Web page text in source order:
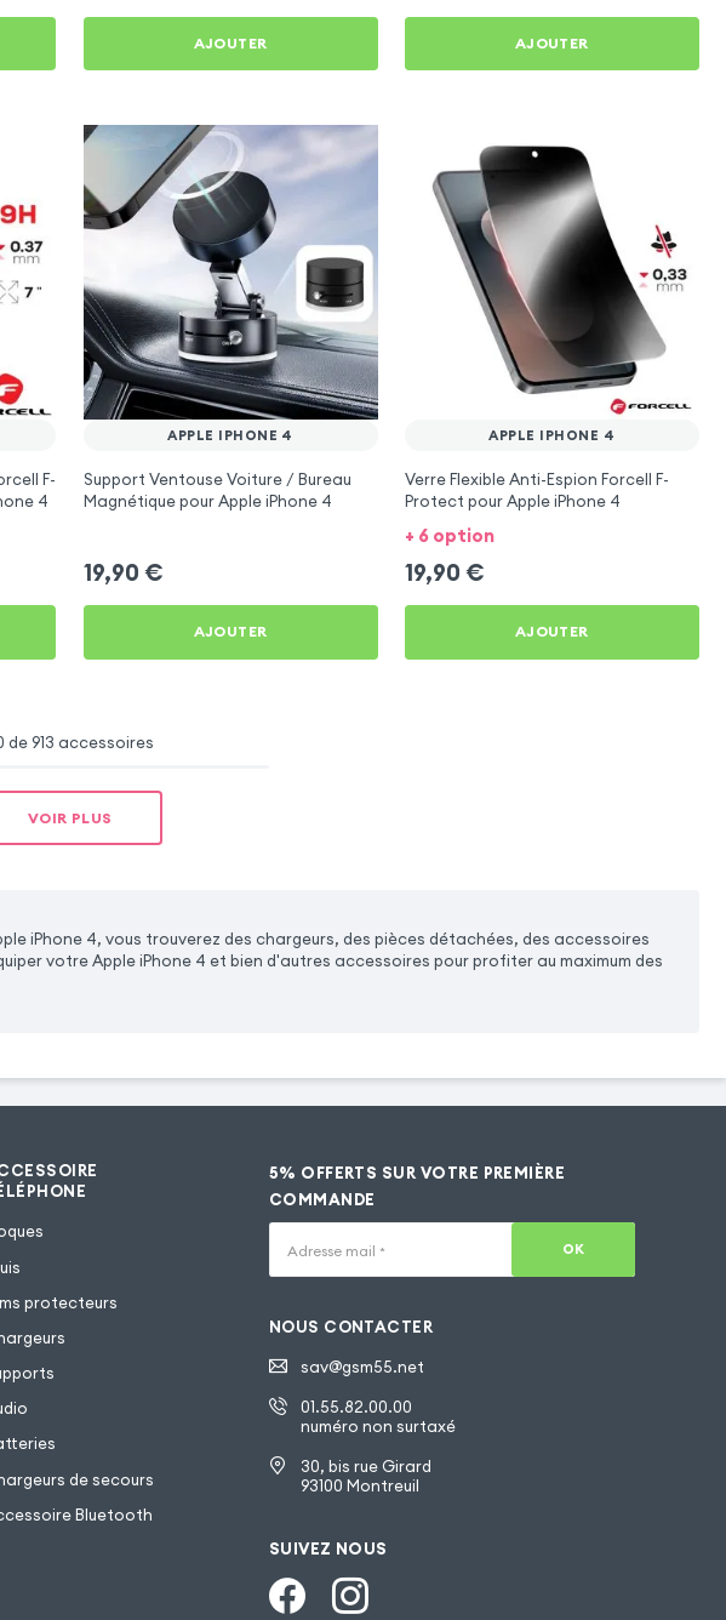
AJOUTER AJOUTER
F-
4
APPLE IPHONE 4
Support Ventouse Voiture / Bureau
Magnétique pour Apple iPhone 4
19,90 €
AJOUTER
APPLE IPHONE 4
Verre Flexible Anti-Espion Forcell F-
Protect pour Apple iPhone 4
+ 6 option
19,90 €
AJOUTER
de 913 accessoires
VOIR PLUS
iPhone 4, vous trouverez des chargeurs, des pièces détachées, des accessoires
votre Apple iPhone 4 et bien d'autres accessoires pour profiter au maximum des
protecteurs
de secours
Bluetooth
5% OFFERTS SUR VOTRE PREMIÈRE
COMMANDE
Adresse mail * OK
NOUS CONTACTER
sav@gsm55.net
01.55.82.00.00
numéro non surtaxé
30, bis rue Girard
93100 Montreuil
SUIVEZ NOUS